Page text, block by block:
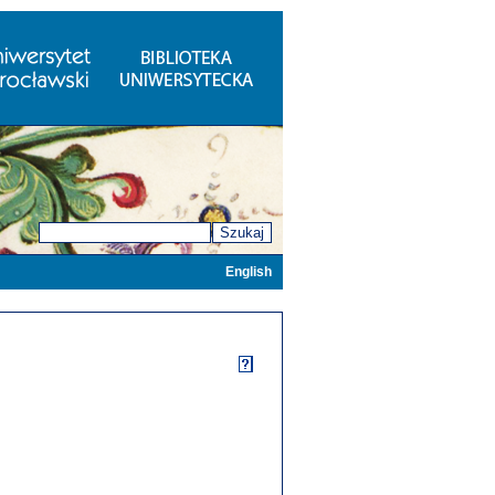
Szukaj
English